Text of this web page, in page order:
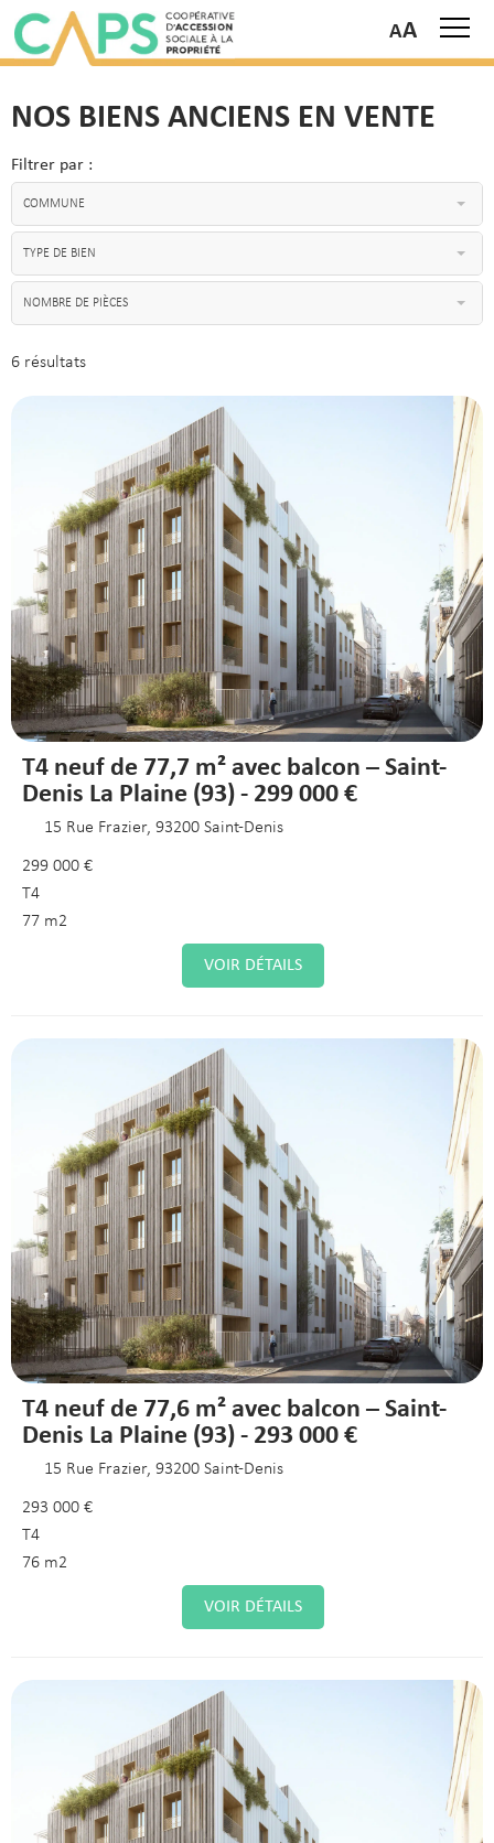
NOS BIENS ANCIENS EN VENTE
Filtrer par :
COMMUNE
TYPE DE BIEN
NOMBRE DE PIÈCES
6 résultats
T4 neuf de 77,7 m² avec balcon – Saint-
Denis La Plaine (93) - 299 000 €
15 Rue Frazier, 93200 Saint-Denis
299 000 €
T4
77 m2
VOIR DÉTAILS
T4 neuf de 77,6 m² avec balcon – Saint-
Denis La Plaine (93) - 293 000 €
15 Rue Frazier, 93200 Saint-Denis
293 000 €
T4
76 m2
VOIR DÉTAILS
A